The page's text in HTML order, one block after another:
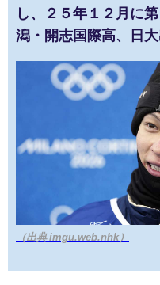
し、２５年１２月に
潟・開志国際高、日大
（出典 imgu.web.nhk）